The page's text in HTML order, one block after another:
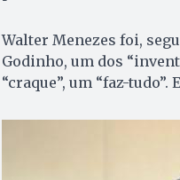
Walter Menezes foi,
Godinho, um dos
“craque”, um “faz-